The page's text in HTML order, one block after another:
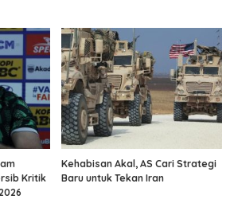
Kritik
Kehabisan Akal, AS Cari Strategi
Baru untuk Tekan Iran